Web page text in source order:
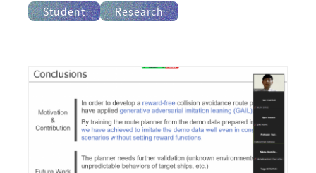
Student Research